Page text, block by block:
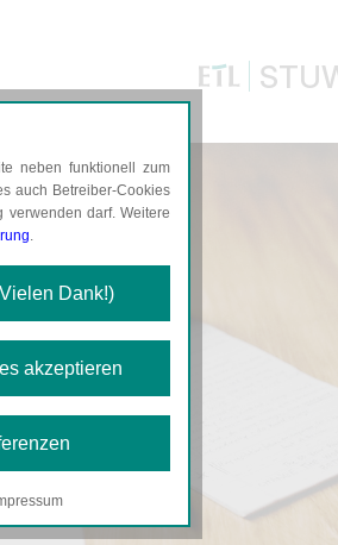
KARRIERE
neben funktionell zum
auch Betreiber-Cookies
verwenden darf. Weitere
.
Dank!)
akzeptieren